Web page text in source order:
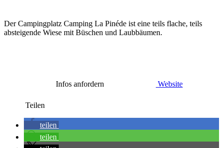
Der Campingplatz Camping La Pinéde ist eine teils flache, teils
absteigende Wiese mit Büschen und Laubbäumen.
Infos anfordern Website
Teilen
teilen
teilen